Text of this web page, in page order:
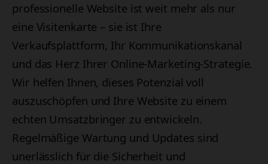
professionelle Website ist weit mehr als nur
eine Visitenkarte – sie ist Ihre
Verkaufsplattform, Ihr Kommunikationskanal
und das Herz Ihrer Online-Marketing-Strategie.
Wir helfen Ihnen, dieses Potenzial voll
auszuschöpfen und Ihre Website zu einem
echten Umsatzbringer zu entwickeln.
Regelmäßige Wartung und Updates sind
unerlässlich für die Sicherheit und